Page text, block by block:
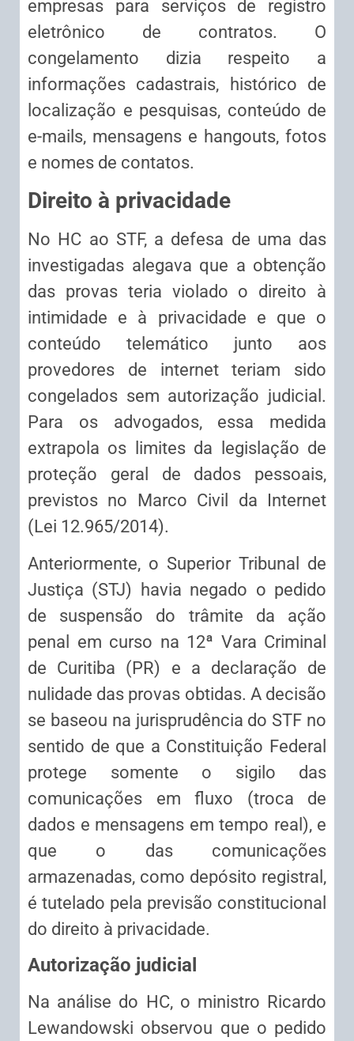
empresas para serviços de registro
eletrônico de contratos. O
congelamento dizia respeito a
informações cadastrais, histórico de
localização e pesquisas, conteúdo de
e-mails, mensagens e hangouts, fotos
e nomes de contatos.
Direito à privacidade
No HC ao STF, a defesa de uma das
investigadas alegava que a obtenção
das provas teria violado o direito à
intimidade e à privacidade e que o
conteúdo telemático junto aos
provedores de internet teriam sido
congelados sem autorização judicial.
Para os advogados, essa medida
extrapola os limites da legislação de
proteção geral de dados pessoais,
previstos no Marco Civil da Internet
(Lei 12.965/2014).
Anteriormente, o Superior Tribunal de
Justiça (STJ) havia negado o pedido
de suspensão do trâmite da ação
penal em curso na 12ª Vara Criminal
de Curitiba (PR) e a declaração de
nulidade das provas obtidas. A decisão
se baseou na jurisprudência do STF no
sentido de que a Constituição Federal
protege somente o sigilo das
comunicações em fluxo (troca de
dados e mensagens em tempo real), e
que o das comunicações
armazenadas, como depósito registral,
é tutelado pela previsão constitucional
do direito à privacidade.
Autorização judicial
Na análise do HC, o ministro Ricardo
Lewandowski observou que o pedido